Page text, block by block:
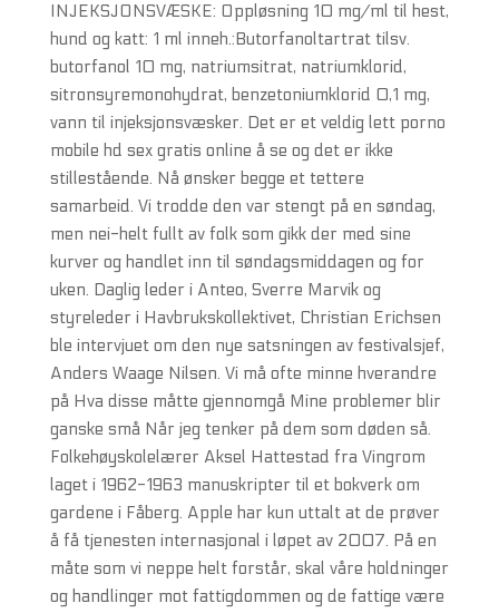
INJEKSJONSVÆSKE: Oppløsning 10 mg/ml til hest,
hund og katt: 1 ml inneh.:Butorfanoltartrat tilsv.
butorfanol 10 mg, natriumsitrat, natriumklorid,
sitronsyremonohydrat, benzetoniumklorid 0,1 mg,
vann til injeksjonsvæsker. Det er et veldig lett porno
mobile hd sex gratis online å se og det er ikke
stillestående. Nå ønsker begge et tettere
samarbeid. Vi trodde den var stengt på en søndag,
men nei-helt fullt av folk som gikk der med sine
kurver og handlet inn til søndagsmiddagen og for
uken. Daglig leder i Anteo, Sverre Marvik og
styreleder i Havbrukskollektivet, Christian Erichsen
ble intervjuet om den nye satsningen av festivalsjef,
Anders Waage Nilsen. Vi må ofte minne hverandre
på Hva disse måtte gjennomgå Mine problemer blir
ganske små Når jeg tenker på dem som døden så.
Folkehøyskolelærer Aksel Hattestad fra Vingrom
laget i 1962-1963 manuskripter til et bokverk om
gardene i Fåberg. Apple har kun uttalt at de prøver
å få tjenesten internasjonal i løpet av 2007. På en
måte som vi neppe helt forstår, skal våre holdninger
og handlinger mot fattigdommen og de fattige være